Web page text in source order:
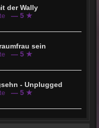
der Wally
— 5 ★
sein
— 5 ★
- Unplugged
— 5 ★